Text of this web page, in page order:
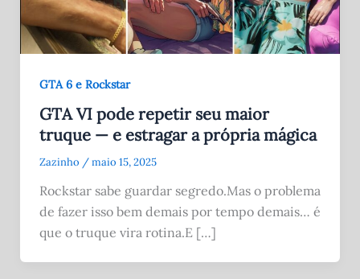
GTA 6 e Rockstar
GTA VI pode repetir seu maior
truque — e estragar a própria mágica
Zazinho /maio 15, 2025
Rockstar sabe guardar segredo.Mas o problema
de fazer isso bem demais por tempo demais… é
que o truque vira rotina.E […]